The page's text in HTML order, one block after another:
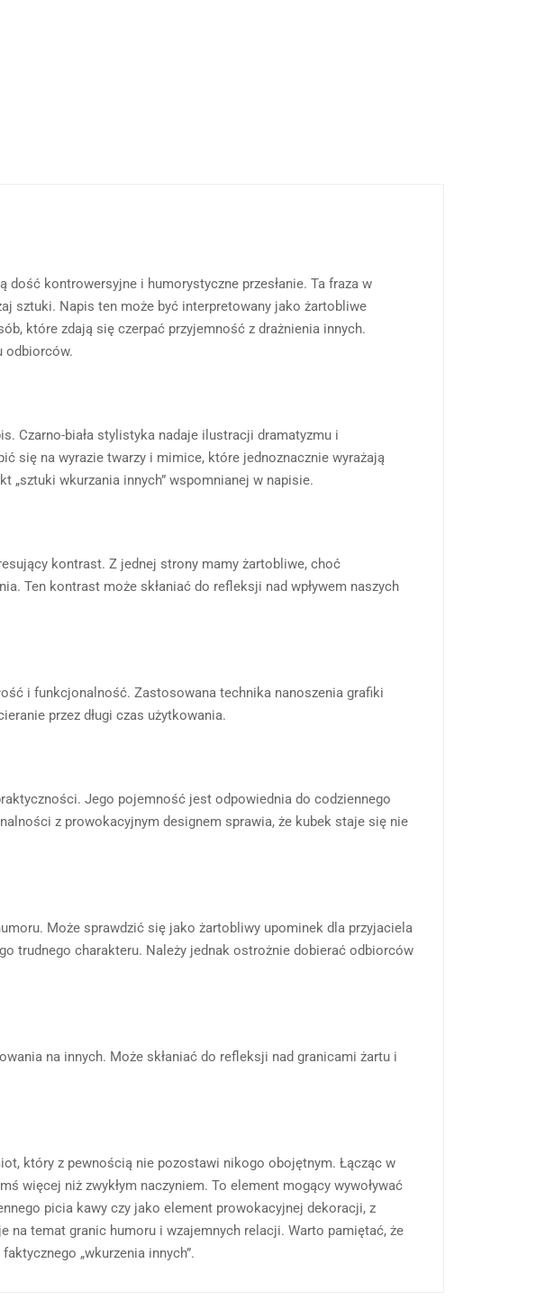
dość kontrowersyjne i humorystyczne przesłanie. Ta fraza w
sztuki. Napis ten może być interpretowany jako żartobliwe
które zdają się czerpać przyjemność z drażnienia innych.
odbiorców.
Czarno-biała stylistyka nadaje ilustracji dramatyzmu i
się na wyrazie twarzy i mimice, które jednoznacznie wyrażają
wkurzania innych” wspomnianej w napisie.
kontrast. Z jednej strony mamy żartobliwe, choć
Ten kontrast może skłaniać do refleksji nad wpływem naszych
i funkcjonalność. Zastosowana technika nanoszenia grafiki
przez długi czas użytkowania.
Jego pojemność jest odpowiednia do codziennego
z prowokacyjnym designem sprawia, że kubek staje się nie
Może sprawdzić się jako żartobliwy upominek dla przyjaciela
trudnego charakteru. Należy jednak ostrożnie dobierać odbiorców
na innych. Może skłaniać do refleksji nad granicami żartu i
który z pewnością nie pozostawi nikogo obojętnym. Łącząc w
więcej niż zwykłym naczyniem. To element mogący wywoływać
picia kawy czy jako element prowokacyjnej dekoracji, z
na temat granic humoru i wzajemnych relacji. Warto pamiętać, że
„wkurzenia innych”.